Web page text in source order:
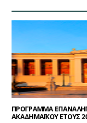
ΠΡΟΓΡΑΜΜΑ
ΑΚΑΔΗΜΑΪΚΟΥ ΕΤΟΥΣ